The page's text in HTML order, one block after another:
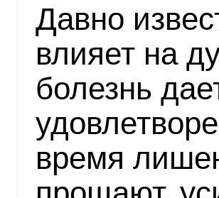
Давно
влияет на
болезнь
время